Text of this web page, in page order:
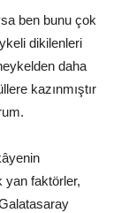
ben bunu çok
dikilenleri
daha
kazınmıştır
yan faktörler,